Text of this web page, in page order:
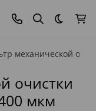
Темная
механической
очистки
мкм